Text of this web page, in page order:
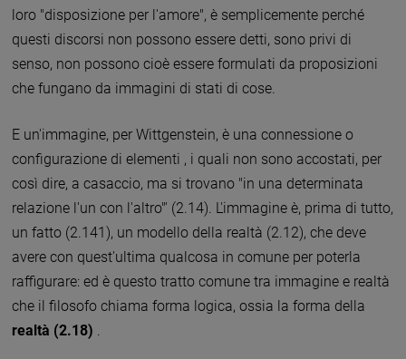
loro "disposizione per l'amore", è semplicemente perché
questi discorsi non possono essere detti, sono privi di
senso, non possono cioè essere formulati da proposizioni
che fungano da immagini di stati di cose.
E un'immagine, per Wittgenstein, è una connessione o
configurazione di elementi , i quali non sono accostati, per
così dire, a casaccio, ma si trovano "in una determinata
relazione l'un con l'altro"' (2.14). L'immagine è, prima di tutto,
un fatto (2.141), un modello della realtà (2.12), che deve
avere con quest'ultima qualcosa in comune per poterla
raffigurare: ed è questo tratto comune tra immagine e realtà
che il filosofo chiama forma logica, ossia la forma della
realtà (2.18) .